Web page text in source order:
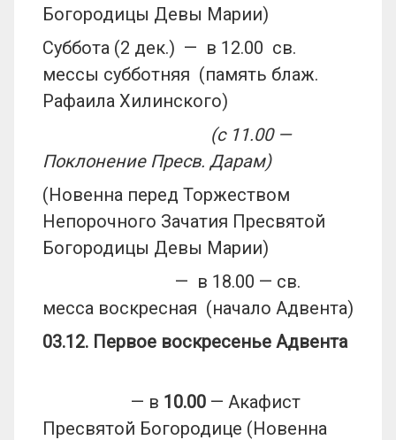
Богородицы Девы Марии)
Суббота (2 дек.) — в 12.00 св.
мессы субботняя (память блаж.
Рафаила Хилинского)
(с 11.00 —
Поклонение Пресв. Дарам)
(Новенна перед Торжеством
Непорочного Зачатия Пресвятой
Богородицы Девы Марии)
— в 18.00 — св.
месса воскресная (начало Адвента)
03.12. Первое воскресенье Адвента
— в 10.00 — Акафист
Пресвятой Богородице (Новенна